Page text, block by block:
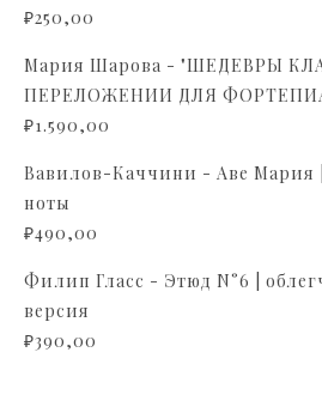
₽250,00
Мария Шарова - "ШЕДЕВРЫ
ПЕРЕЛОЖЕНИИ ДЛЯ
₽1.590,00
Вавилов-Каччини - Аве Мария
ноты
₽490,00
Филип Гласс - Этюд N°6 |
версия
₽390,00